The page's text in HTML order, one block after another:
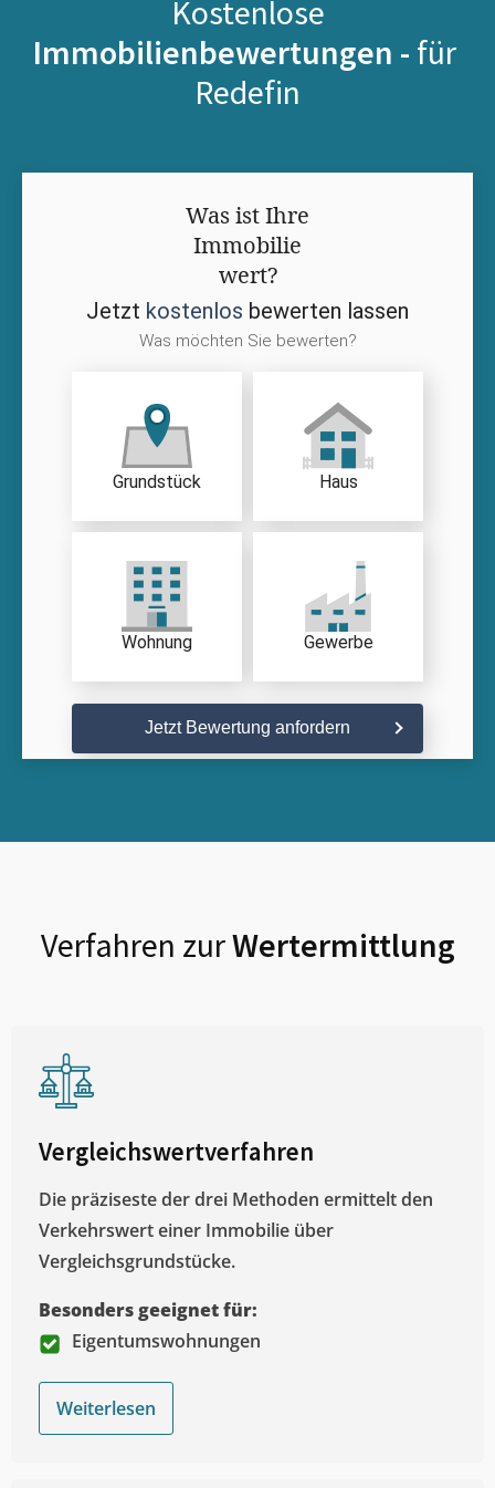
Kostenlose
Immobilienbewertungen - für
Redefin
Was ist Ihre
Immobilie
wert?
Jetzt kostenlos bewerten lassen
Was möchten Sie bewerten?
Grundstück Haus
Wohnung Gewerbe
Jetzt Bewertung anfordern
Verfahren zurWertermittlung
Vergleichswertverfahren
Die präziseste der drei Methoden ermittelt den
Verkehrswert einer Immobilie über
Vergleichsgrundstücke.
Besonders geeignet für:
Eigentumswohnungen
Weiterlesen